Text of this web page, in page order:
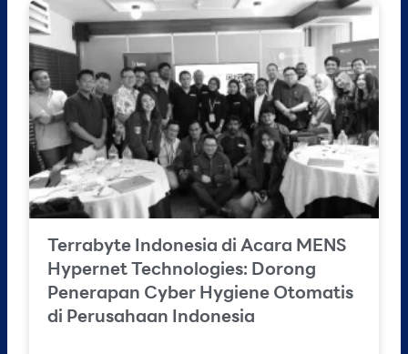
Terrabyte Indonesia di Acara MENS
Hypernet Technologies: Dorong
Penerapan Cyber Hygiene Otomatis
di Perusahaan Indonesia